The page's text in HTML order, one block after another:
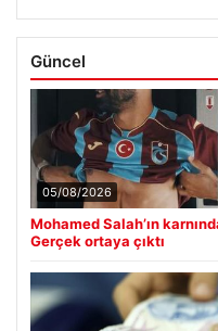
Güncel
05/08/2026
Mohamed Salah’ın
Gerçek ortaya çıktı